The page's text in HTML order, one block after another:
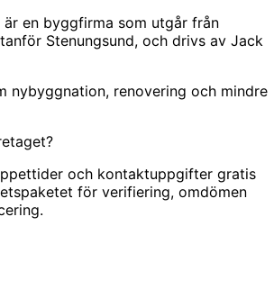
är en byggfirma som utgår från
Stenungsund, och drivs av Jack
nybyggnation, renovering och mindre
och kontaktuppgifter gratis
för verifiering, omdömen